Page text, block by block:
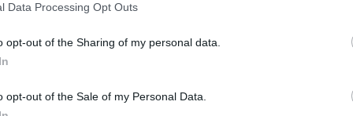
Data Processing Opt Outs
opt-out of the Sharing of my personal data.
opt-out of the Sale of my Personal Data.
21:00Graikijos
Trečiosios rungtynės.
23:00„One
Penkiakovė
krepšinio lyga.Finalas.